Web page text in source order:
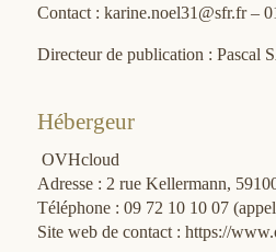
Contact : karine.noel31@sfr.fr –
Directeur de publication :
Hébergeur
OVHcloud
Adresse : 2 rue Kellermann,
Téléphone : 09 72 10 10 07
Site web de contact : https://